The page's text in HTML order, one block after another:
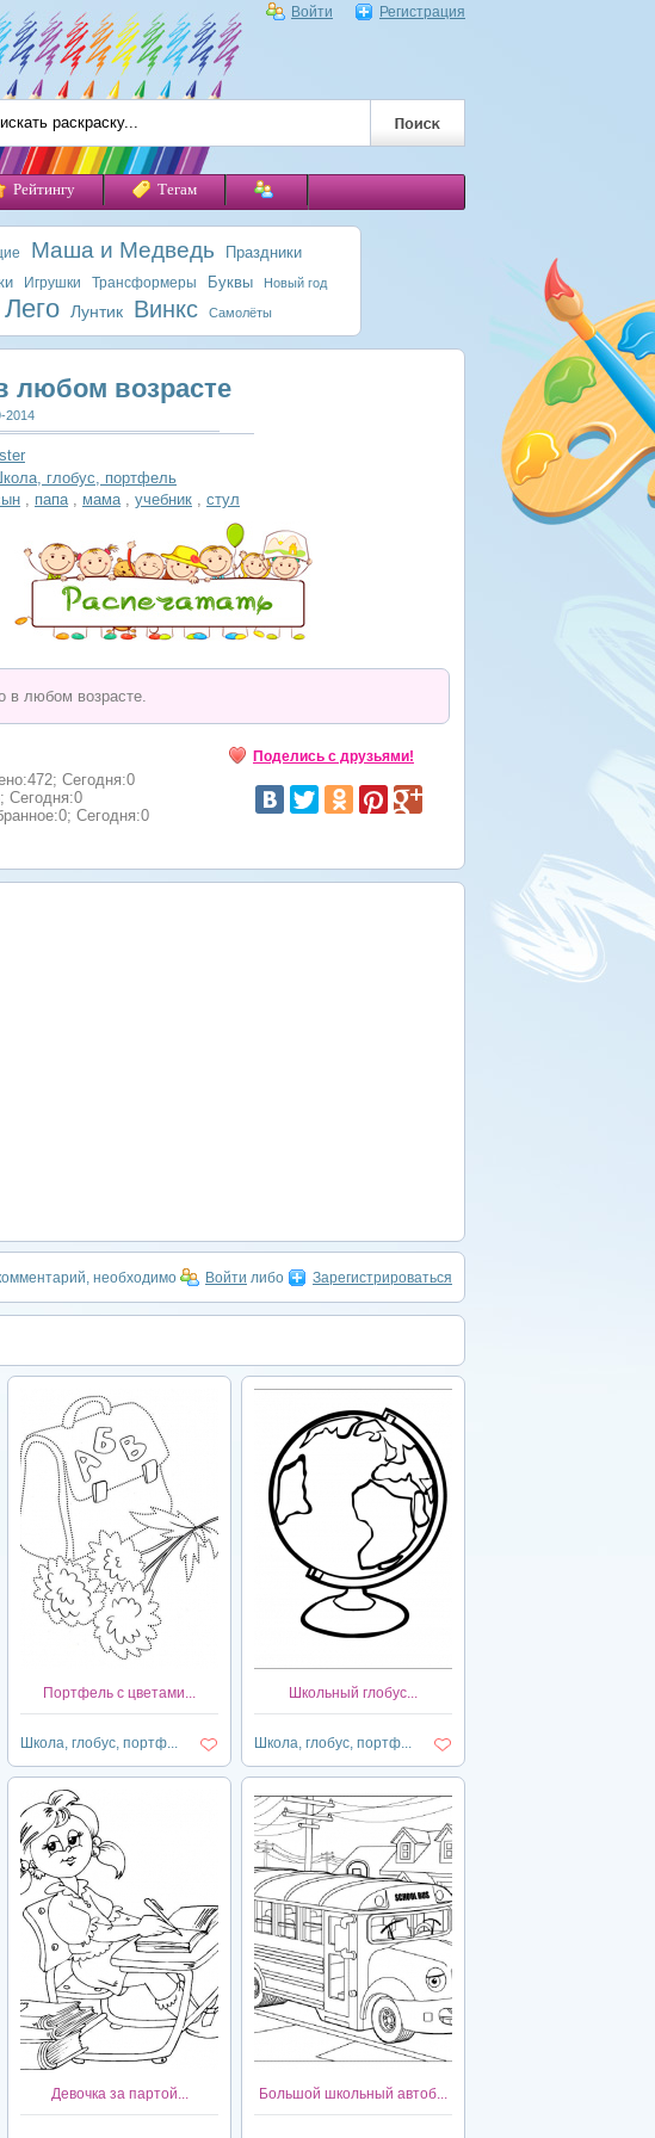
Войти Регистрация
Рейтингу Тегам
Маша и Медведь Праздники
Игрушки Трансформеры Буквы Новый год
Лего Лунтик Винкс Самолёты
любом возрасте
2014
глобус, портфель
, папа, мама, учебник , стул
в любом возрасте.
Сегодня:0
Сегодня:0
Сегодня:0
Поделись с друзьями!
необходимо Войти либо Зарегистрироваться
Портфель с цветами...
Школа, глобус, портф...
Школьный глобус...
Школа, глобус, портф...
Девочка за партой... Большой школьный автоб...